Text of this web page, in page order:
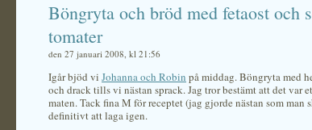
Böngryta och bröd med fetaost och
tomater
den 27 januari 2008, kl 21:56
Igår bjöd vi Johanna och Robin på middag. Böngryta med
och drack tills vi nästan sprack. Jag tror bestämt att det var
maten. Tack fina M för receptet (jag gjorde nästan som man
definitivt att laga igen.